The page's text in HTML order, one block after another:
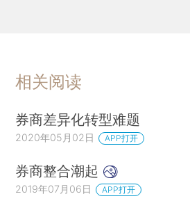
相关阅读
券商差异化转型难题
2020年05月02日 APP打开
券商整合潮起
2019年07月06日 APP打开